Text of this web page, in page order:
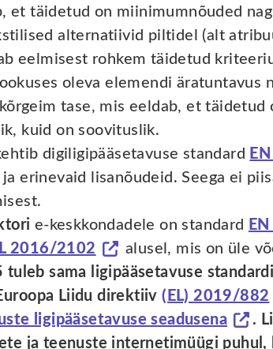
et täidetud on miinimumnõuded
alternatiivid piltidel (alt
eelmisest rohkem täidetud
oleva elemendi äratuntavus
tase, mis eeldab, et
kuid on soovituslik.
digiligipääsetavuse standard
erinevaid lisanõudeid. Seega ei
e-keskkondadele on standard
2016/2102 alusel, mis on üle
sama ligipääsetavuse
Liidu direktiiv(EL) 2019/882
ligipääsetavuse seadusena
.
ja teenuste internetimüügi